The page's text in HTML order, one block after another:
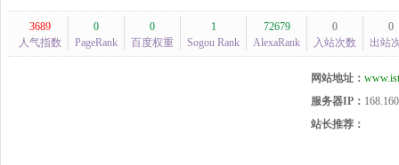
3689
人气指数
0
PageRank
0
百度权重
1
Sogou Rank
72679
AlexaRank
0
入站次数
0
出站
网站地址：
服务器IP：
站长推荐：